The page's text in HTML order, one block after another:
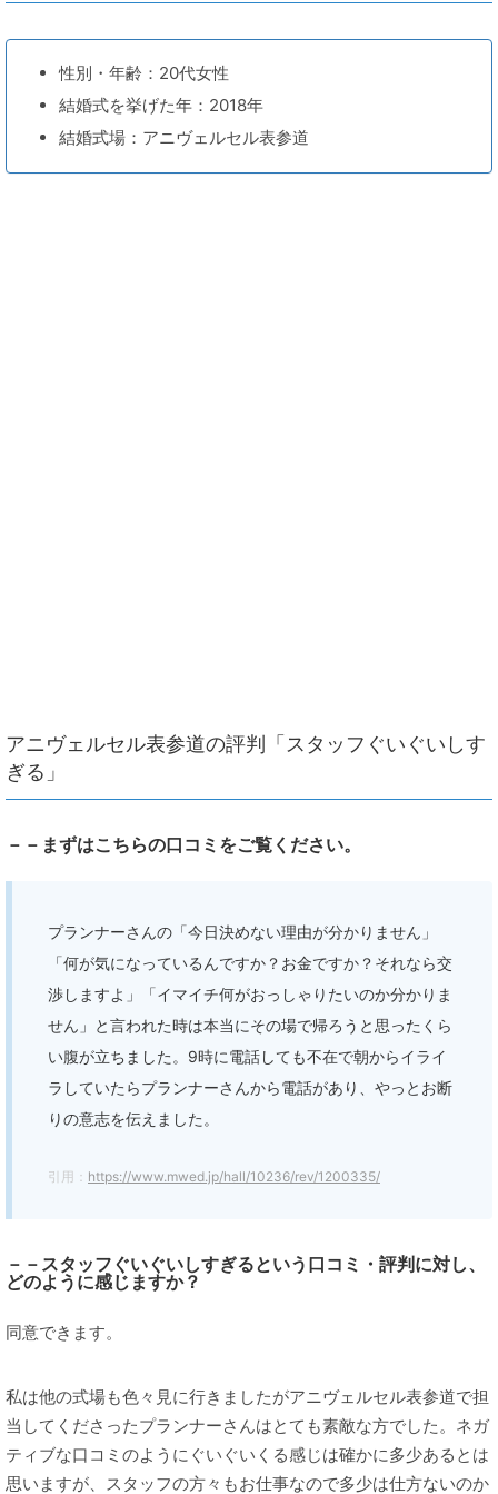
性別・年齢：20代女性
結婚式を挙げた年：2018年
結婚式場：アニヴェルセル表参道
アニヴェルセル表参道の評判「スタッフぐいぐいしす
ぎる」
－－まずはこちらの口コミをご覧ください。
プランナーさんの「今日決めない理由が分かりません」
「何が気になっているんですか？お金ですか？それなら交
渉しますよ」「イマイチ何がおっしゃりたいのか分かりま
せん」と言われた時は本当にその場で帰ろうと思ったくら
い腹が立ちました。9時に電話しても不在で朝からイライ
ラしていたらプランナーさんから電話があり、やっとお断
りの意志を伝えました。
引用： https://www.mwed.jp/hall/10236/rev/1200335/
－－スタッフぐいぐいしすぎるという口コミ・評判に対し、
どのように感じますか？
同意できます。
私は他の式場も色々見に行きましたがアニヴェルセル表参道で担
当してくださったプランナーさんはとても素敵な方でした。ネガ
ティブな口コミのようにぐいぐいくる感じは確かに多少あるとは
思いますが、スタッフの方々もお仕事なので多少は仕方ないのか